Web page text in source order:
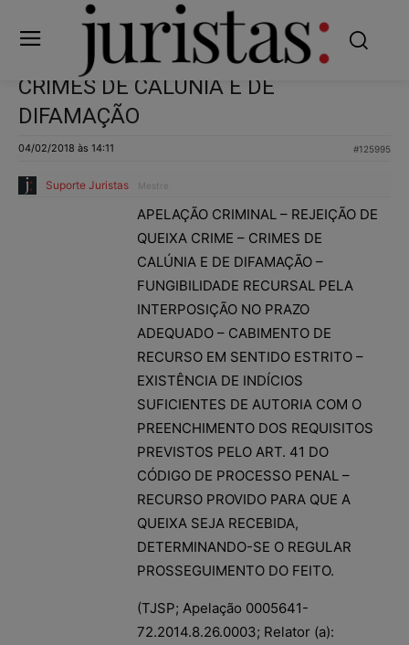
CRIMES DE CALÚNIA E DE
DIFAMAÇÃO
04/02/2018 às 14:11 #125995
Suporte Juristas Mestre
APELAÇÃO CRIMINAL – REJEIÇÃO DE
QUEIXA CRIME – CRIMES DE
CALÚNIA E DE DIFAMAÇÃO –
FUNGIBILIDADE RECURSAL PELA
INTERPOSIÇÃO NO PRAZO
ADEQUADO – CABIMENTO DE
RECURSO EM SENTIDO ESTRITO –
EXISTÊNCIA DE INDÍCIOS
SUFICIENTES DE AUTORIA COM O
PREENCHIMENTO DOS REQUISITOS
PREVISTOS PELO ART. 41 DO
CÓDIGO DE PROCESSO PENAL –
RECURSO PROVIDO PARA QUE A
QUEIXA SEJA RECEBIDA,
DETERMINANDO-SE O REGULAR
PROSSEGUIMENTO DO FEITO.
(TJSP; Apelação 0005641-
72.2014.8.26.0003; Relator (a):